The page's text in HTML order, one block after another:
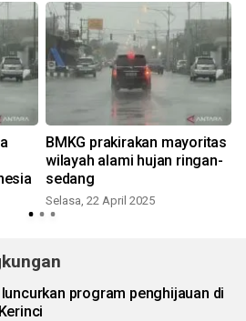
BMKG prakirakan mayoritas
wilayah alami hujan ringan-
sedang
Selasa, 22 April 2025
luncurkan program penghijauan di